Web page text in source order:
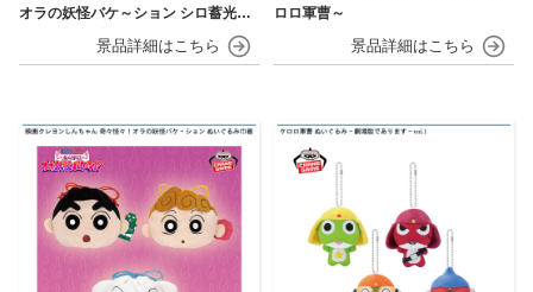
オラの妖怪バケ～ション シロ蓄光シ
リコンフィギュア
ロロ軍曹～